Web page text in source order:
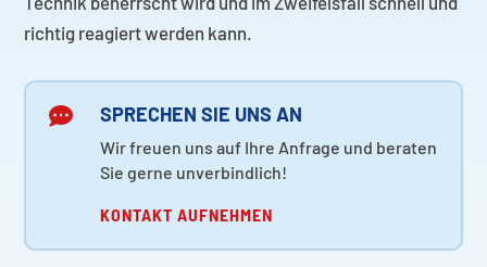
richtig reagiert werden kann.
 SPRECHEN SIE UNS AN
Wir freuen uns auf Ihre Anfrage und beraten
Sie gerne unverbindlich!
KONTAKT AUFNEHMEN